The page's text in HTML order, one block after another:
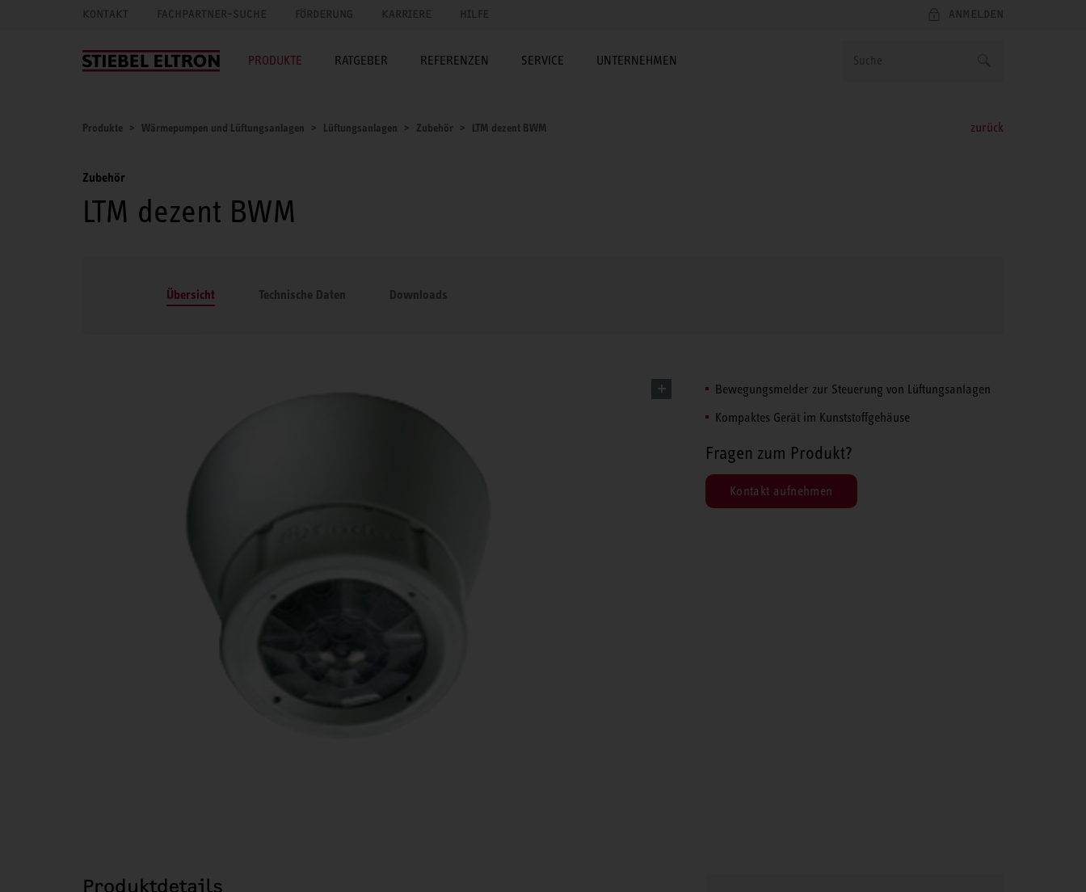
KONTAKT FACHPARTNER-SUCHE FÖRDERUNG KARRIERE HILFE ANMELDEN
PRODUKTE RATGEBER REFERENZEN SERVICE UNTERNEHMEN
Produkte Wärmepumpen und Lüftungsanlagen Lüftungsanlagen Zubehör LTM dezent BWM zurück
Zubehör
LTM dezent BWM
Übersicht Technische Daten Downloads
Bewegungsmelder zur Steuerung von Lüftungsanlagen
Kompaktes Gerät im Kunststoffgehäuse
Fragen zum Produkt?
Kontakt aufnehmen
Produktdetails